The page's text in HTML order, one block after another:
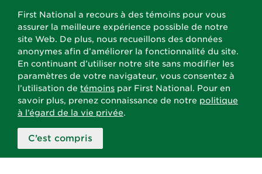
First National a recours à des témoins pour vous
assurer la meilleure expérience possible de notre
site Web. De plus, nous recueillons des données
anonymes afin d’améliorer la fonctionnalité du site.
En continuant d’utiliser notre site sans modifier les
paramètres de votre navigateur, vous consentez à
l’utilisation de témoins par First National. Pour en
savoir plus, prenez connaissance de notre politique
à l’égard de la vie privée.
C’est compris